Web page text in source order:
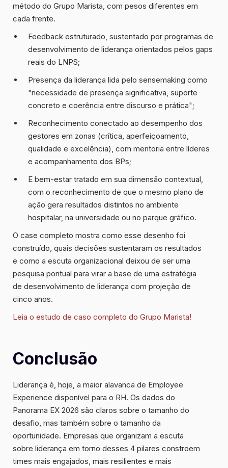
método do Grupo Marista, com pesos diferentes em
cada frente.
Feedback estruturado, sustentado por programas de
desenvolvimento de liderança orientados pelos gaps
reais do LNPS;
Presença da liderança lida pelo sensemaking como
"necessidade de presença significativa, suporte
concreto e coerência entre discurso e prática";
Reconhecimento conectado ao desempenho dos
gestores em zonas (crítica, aperfeiçoamento,
qualidade e excelência), com mentoria entre líderes
e acompanhamento dos BPs;
E bem-estar tratado em sua dimensão contextual,
com o reconhecimento de que o mesmo plano de
ação gera resultados distintos no ambiente
hospitalar, na universidade ou no parque gráfico.
O case completo mostra como esse desenho foi
construído, quais decisões sustentaram os resultados
e como a escuta organizacional deixou de ser uma
pesquisa pontual para virar a base de uma estratégia
de desenvolvimento de liderança com projeção de
cinco anos.
Leia o estudo de caso completo do Grupo Marista!
Conclusão
Liderança é, hoje, a maior alavanca de Employee
Experience disponível para o RH. Os dados do
Panorama EX 2026 são claros sobre o tamanho do
desafio, mas também sobre o tamanho da
oportunidade. Empresas que organizam a escuta
sobre liderança em torno desses 4 pilares constroem
times mais engajados, mais resilientes e mais